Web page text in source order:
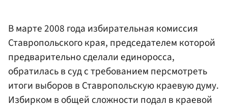
В марте 2008 года избирательная комиссия
Ставропольского края, председателем которой
предварительно сделали единоросса,
обратилась в суд с требованием персмотреть
итоги выборов в Ставропольскую краевую думу.
Избирком в общей сложности подал в краевой